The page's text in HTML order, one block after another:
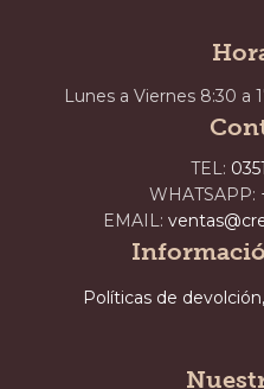
Lunes a Viernes 8:30 a
TEL:
WHATSAPP:
EMAIL:
Políticas de